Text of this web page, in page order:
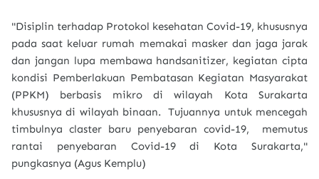
"Disiplin terhadap Protokol kesehatan Covid-19, khususnya
pada saat keluar rumah memakai masker dan jaga jarak
dan jangan lupa membawa handsanitizer, kegiatan cipta
kondisi Pemberlakuan Pembatasan Kegiatan Masyarakat
(PPKM) berbasis mikro di wilayah Kota Surakarta
khususnya di wilayah binaan. Tujuannya untuk mencegah
timbulnya claster baru penyebaran covid-19, memutus
rantai penyebaran Covid-19 di Kota Surakarta,"
pungkasnya (Agus Kemplu)